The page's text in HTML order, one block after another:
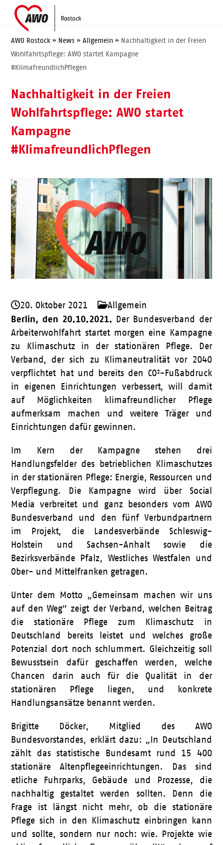
content
Open
mobile
menu
Close
mobile
menu
AWO Rostock » News »Allgemein » Nachhaltigkeit in der Freien
Wohlfahrtspflege: AWO startet Kampagne
#KlimafreundlichPflegen
Nachhaltigkeit in der Freien
Wohlfahrtspflege: AWO startet
Kampagne
#KlimafreundlichPflegen
20. Oktober 2021 Allgemein
Berlin, den 20.10.2021. Der Bundesverband der
Arbeiterwohlfahrt startet morgen eine Kampagne
zu Klimaschutz in der stationären Pflege. Der
Verband, der sich zu Klimaneutralität vor 2040
verpflichtet hat und bereits den CO²-Fußabdruck
in eigenen Einrichtungen verbessert, will damit
auf Möglichkeiten klimafreundlicher Pflege
aufmerksam machen und weitere Träger und
Einrichtungen dafür gewinnen.
Im Kern der Kampagne stehen drei
Handlungsfelder des betrieblichen Klimaschutzes
in der stationären Pflege: Energie, Ressourcen und
Verpflegung. Die Kampagne wird über Social
Media verbreitet und ganz besonders vom AWO
Bundesverband und den fünf Verbundpartnern
im Projekt, die Landesverbände Schleswig-
Holstein und Sachsen-Anhalt sowie die
Bezirksverbände Pfalz, Westliches Westfalen und
Ober- und Mittelfranken getragen.
Unter dem Motto „Gemeinsam machen wir uns
auf den Weg“ zeigt der Verband, welchen Beitrag
die stationäre Pflege zum Klimaschutz in
Deutschland bereits leistet und welches große
Potenzial dort noch schlummert. Gleichzeitig soll
Bewusstsein dafür geschaffen werden, welche
Chancen darin auch für die Qualität in der
stationären Pflege liegen, und konkrete
Handlungsansätze benannt werden.
Brigitte Döcker, Mitglied des AWO
Bundesvorstandes, erklärt dazu: „In Deutschland
zählt das statistische Bundesamt rund 15 400
stationäre Altenpflegeeinrichtungen. Das sind
etliche Fuhrparks, Gebäude und Prozesse, die
nachhaltig gestaltet werden sollten. Denn die
Frage ist längst nicht mehr, ob die stationäre
Pflege sich in den Klimaschutz einbringen kann
und sollte, sondern nur noch: wie. Projekte wie